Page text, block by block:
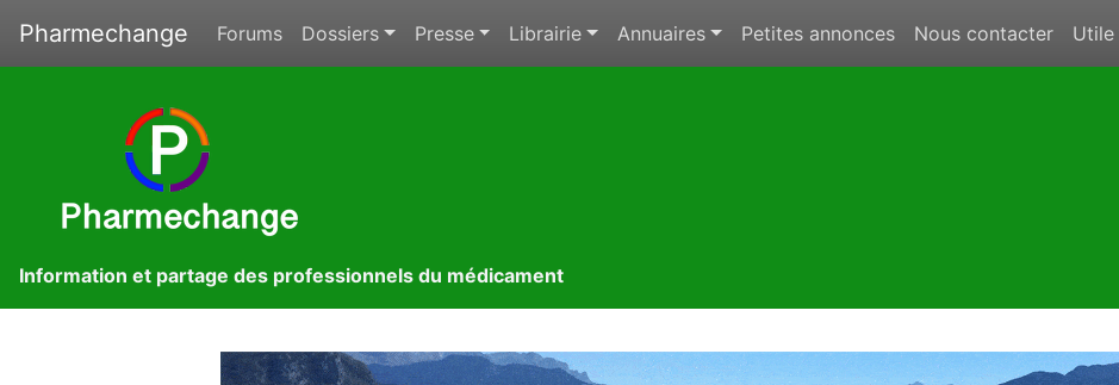
Pharmechange Forums Dossiers Presse Librairie Annuaires Petites annonces Nous contacter Utile
Information et partage des professionnels du médicament